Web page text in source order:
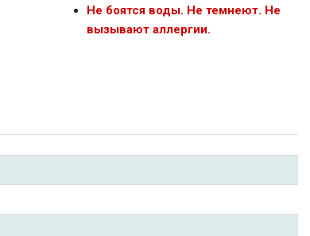
Не боятся воды. Не темнеют. Не
вызывают аллергии.